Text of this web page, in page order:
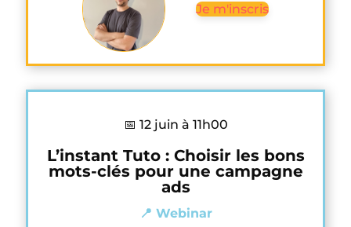
Je m'inscris
📅 12 juin à 11h00
L’instant Tuto : Choisir les bons
mots-clés pour une campagne
ads
📍 Webinar